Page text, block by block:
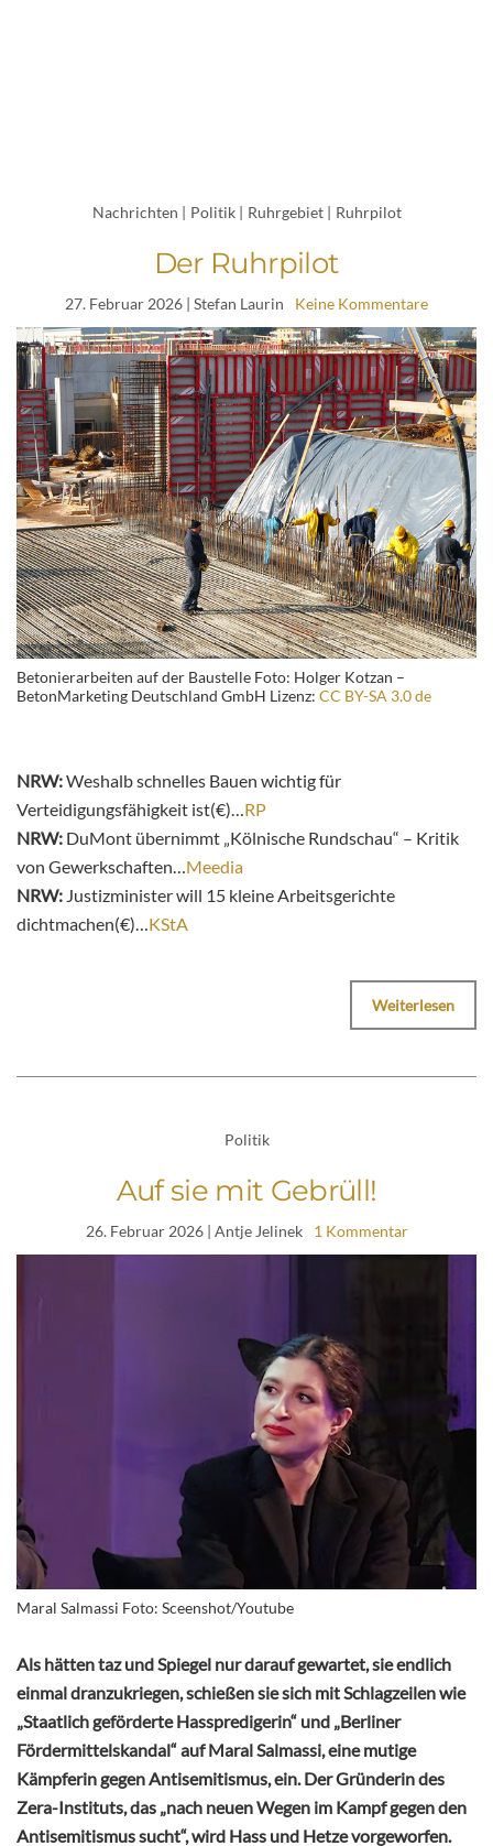
Nachrichten | Politik | Ruhrgebiet | Ruhrpilot
Der Ruhrpilot
27. Februar 2026 | Stefan Laurin Keine Kommentare
Betonierarbeiten auf der Baustelle Foto: Holger Kotzan –
BetonMarketing Deutschland GmbH Lizenz: CC BY-SA 3.0 de
NRW:Weshalb schnelles Bauen wichtig für
Verteidigungsfähigkeit ist(€)… RP
NRW: DuMont übernimmt „Kölnische Rundschau“ – Kritik
von Gewerkschaften… Meedia
NRW: Justizminister will 15 kleine Arbeitsgerichte
dichtmachen(€)… KStA
Weiterlesen
Politik
Auf sie mit Gebrüll!
26. Februar 2026| Antje Jelinek 1 Kommentar
Maral Salmassi Foto: Sceenshot/Youtube
Als hätten taz und Spiegel nur darauf gewartet, sie endlich
einmal dranzukriegen, schießen sie sich mit Schlagzeilen wie
„Staatlich geförderte Hasspredigerin“ und „Berliner
Fördermittelskandal“ auf Maral Salmassi, eine mutige
Kämpferin gegen Antisemitismus, ein. Der Gründerin des
Zera-Instituts, das „nach neuen Wegen im Kampf gegen den
Antisemitismus sucht“, wird Hass und Hetze vorgeworfen.